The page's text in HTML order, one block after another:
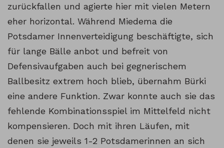
zurückfallen und agierte hier mit vielen Metern
eher horizontal. Während Miedema die
Potsdamer Innenverteidigung beschäftigte, sich
für lange Bälle anbot und befreit von
Defensivaufgaben auch bei gegnerischem
Ballbesitz extrem hoch blieb, übernahm Bürki
eine andere Funktion. Zwar konnte auch sie das
fehlende Kombinationsspiel im Mittelfeld nicht
kompensieren. Doch mit ihren Läufen, mit
denen sie jeweils 1-2 Potsdamerinnen an sich